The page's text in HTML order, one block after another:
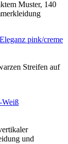
pink/creme
Weiß